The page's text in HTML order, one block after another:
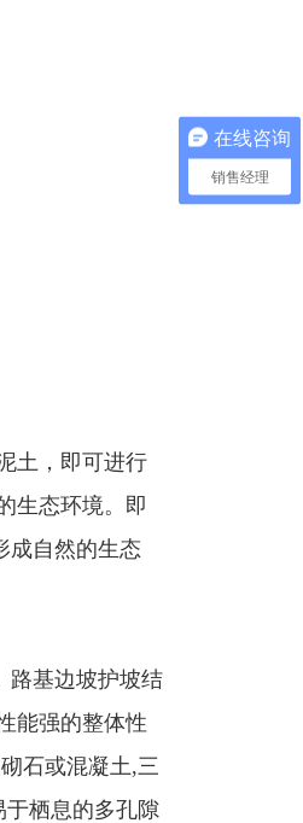
土，即可进行
生态环境。即
成自然的生态
基边坡护坡结
能强的整体性
石或混凝土,三
栖息的多孔隙
在线咨询
销售经理